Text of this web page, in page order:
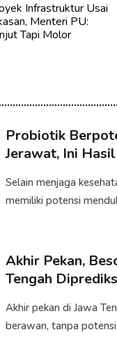
Infrastruktur Usai
Menteri PU:
Tapi Molor
Probiotik
Jerawat, Ini
Selain menjaga
memiliki potensi
Akhir Pekan,
Tengah
Akhir pekan di Jawa
berawan, tanpa